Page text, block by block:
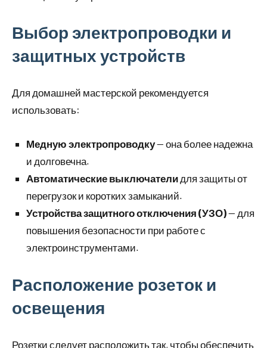
Выбор электропроводки и
защитных устройств
Для домашней мастерской рекомендуется
использовать:
Медную электропроводку— она более надежна
и долговечна.
Автоматические выключатели для защиты от
перегрузок и коротких замыканий.
Устройства защитного отключения (УЗО)— для
повышения безопасности при работе с
электроинструментами.
Расположение розеток и
освещения
Розетки следует расположить так, чтобы обеспечить